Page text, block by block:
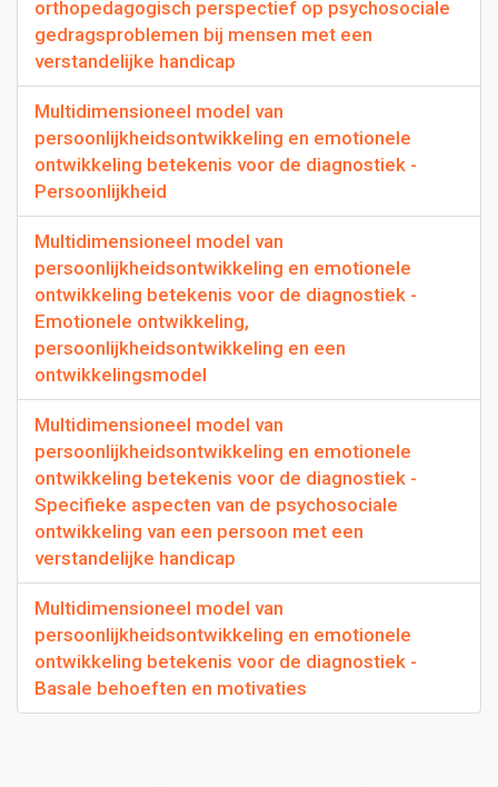
orthopedagogisch perspectief op psychosociale
gedragsproblemen bij mensen met een
verstandelijke handicap
Multidimensioneel model van
persoonlijkheidsontwikkeling en emotionele
ontwikkeling betekenis voor de diagnostiek -
Persoonlijkheid
Multidimensioneel model van
persoonlijkheidsontwikkeling en emotionele
ontwikkeling betekenis voor de diagnostiek -
Emotionele ontwikkeling,
persoonlijkheidsontwikkeling en een
ontwikkelingsmodel
Multidimensioneel model van
persoonlijkheidsontwikkeling en emotionele
ontwikkeling betekenis voor de diagnostiek -
Specifieke aspecten van de psychosociale
ontwikkeling van een persoon met een
verstandelijke handicap
Multidimensioneel model van
persoonlijkheidsontwikkeling en emotionele
ontwikkeling betekenis voor de diagnostiek -
Basale behoeften en motivaties